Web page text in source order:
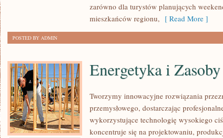
zarówno dla turystów planujących
mieszkańców regionu, [ Read More ]
POSTED BY ADMIN
Energetyka i Zasoby
Tworzymy innowacyjne rozwiązania
przemysłowego, dostarczając
wykorzystujące technologię wysokiego
koncentruje się na projektowaniu,